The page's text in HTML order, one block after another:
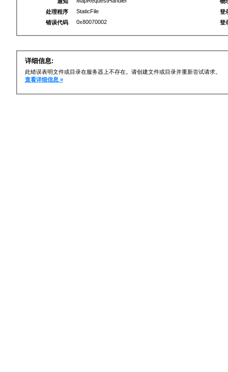
处理程序
StaticFile
错误代码
0x80070002
登
登
详细信息:
此错误表明文件或目录在服务器上不存在。请创建文件或目录并重新尝试请求。
查看详细信息 »